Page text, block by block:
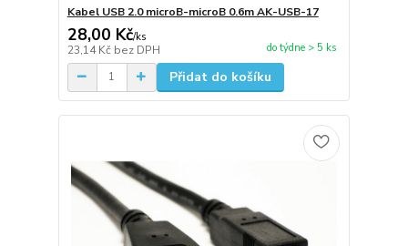
Kabel USB 2.0 microB-microB 0.6m AK-USB-17
28,00 Kč/ks
23,14 Kč bez DPH do týdne > 5 ks
Přidat do košíku